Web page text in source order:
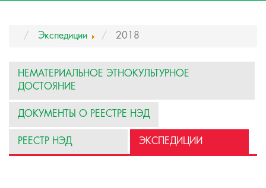
Экспедиции 2018
НЕМАТЕРИАЛЬНОЕ ЭТНОКУЛЬТУРНОЕ
ДОСТОЯНИЕ
ДОКУМЕНТЫ О РЕЕСТРЕ НЭД
РЕЕСТР НЭД ЭКСПЕДИЦИИ